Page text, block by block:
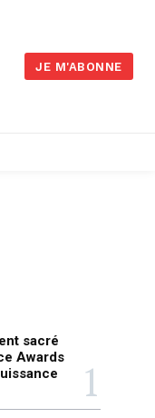
JE M'ABONNE
sacré
Awards